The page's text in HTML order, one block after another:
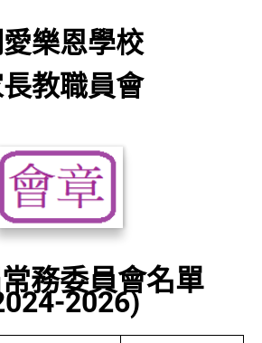
樂恩學校
教職員會
務委員會名單
2026)